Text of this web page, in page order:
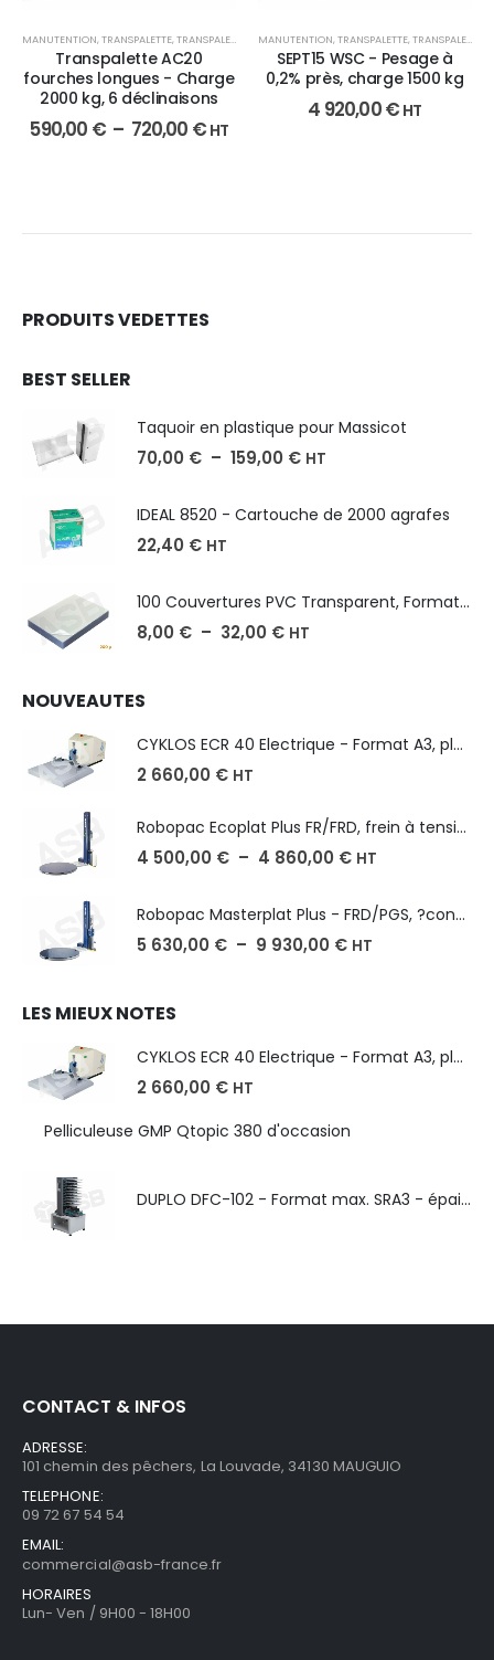
MANUTENTION,TRANSPALETTE,TRANSPALETTE MANUEL
Transpalette AC20
fourches longues - Charge
2000 kg, 6 déclinaisons
590,00 € – 720,00 € HT
MANUTENTION,TRANSPALETTE,TRANSPALETTE ÉLECTRIQUE
SEPT15 WSC - Pesage à
0,2% près, charge 1500 kg
4 920,00€ HT
PRODUITS VEDETTES
BEST SELLER
Taquoir en plastique pour Massicot
70,00 € – 159,00 € HT
IDEAL 8520 - Cartouche de 2000 agrafes
22,40 € HT
100 Couvertures PVC Transparent, Format A3-A4-A5
8,00 € – 32,00 € HT
NOUVEAUTES
CYKLOS ECR 40 Electrique - Format A3, plusieurs unités coupe
2 660,00 € HT
Robopac Ecoplat Plus FR/FRD, frein à tension mécanique
4 500,00 € – 4 860,00 € HT
Robopac Masterplat Plus - FRD/PGS, ?conomie et performance
5 630,00 € – 9 930,00 € HT
LES MIEUX NOTES
CYKLOS ECR 40 Electrique - Format A3, plusieurs unités coupe
2 660,00 € HT
Pelliculeuse GMP Qtopic 380 d'occasion
DUPLO DFC-102 - Format max. SRA3 - épaisseur de 50 à 130g/m
CONTACT & INFOS
ADRESSE:
101 chemin des pêchers, La Louvade, 34130 MAUGUIO
TELEPHONE:
09 72 67 54 54
EMAIL:
commercial@asb-france.fr
HORAIRES
Lun- Ven / 9H00 - 18H00